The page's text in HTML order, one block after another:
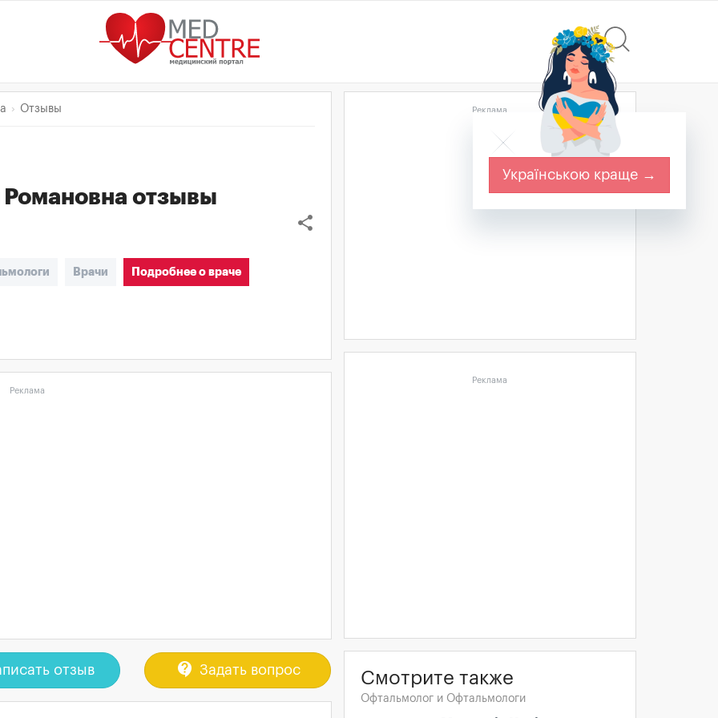
Отзывы
Романовна отзывы
share
Врачи Подробнее о враче
Реклама
отзыв contact_support Задать вопрос
Реклама
Реклама
Смотрите также
Офтальмолог и Офтальмологи
Українською краще →